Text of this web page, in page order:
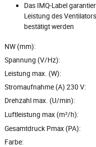
Das IMQ-Label
Leistung des
bestätigt werden
NW (mm):
Spannung (V/Hz):
Leistung max. (W):
Stromaufnahme (A) 230 V:
Drehzahl max. (U/min):
Luftleistung max (m³/h):
Gesamtdruck Pmax (PA):
Farbe: